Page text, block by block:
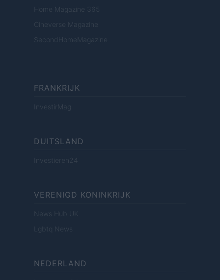
Home Magazine 365
Cineverse Magazine
SecondHomeMagazine
FRANKRIJK
InvestirMag
DUITSLAND
Investieren24
VERENIGD KONINKRIJK
News Hub UK
Lgbtq News
NEDERLAND